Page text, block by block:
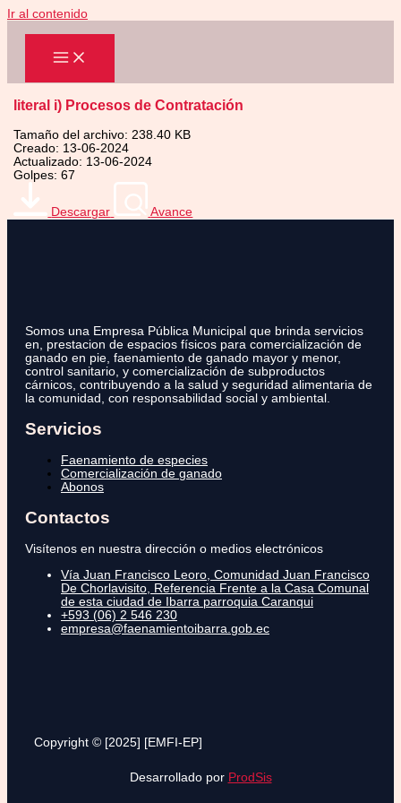
Ir al contenido
literal i) Procesos de Contratación
Tamaño del archivo: 238.40 KB
Creado: 13-06-2024
Actualizado: 13-06-2024
Golpes: 67
Descargar Avance
Somos una Empresa Pública Municipal que brinda servicios
en, prestacion de espacios físicos para comercialización de
ganado en pie, faenamiento de ganado mayor y menor,
control sanitario, y comercialización de subproductos
cárnicos, contribuyendo a la salud y seguridad alimentaria de
la comunidad, con responsabilidad social y ambiental.
Servicios
Faenamiento de especies
Comercialización de ganado
Abonos
Contactos
Visítenos en nuestra dirección o medios electrónicos
Vía Juan Francisco Leoro, Comunidad Juan Francisco
De Chorlavisito, Referencia Frente a la Casa Comunal
de esta ciudad de Ibarra parroquia Caranqui
+593 (06) 2 546 230
empresa@faenamientoibarra.gob.ec
Copyright © [2025] [EMFI-EP]
Desarrollado por ProdSis